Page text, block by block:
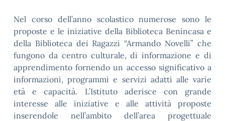
Nel corso dell’anno scolastico numerose sono le
proposte e le iniziative della Biblioteca Benincasa e
della Biblioteca dei Ragazzi “Armando Novelli” che
fungono da centro culturale, di informazione e di
apprendimento fornendo un accesso significativo a
informazioni, programmi e servizi adatti alle varie
età e capacità. L’Istituto aderisce con grande
interesse alle iniziative e alle attività proposte
inserendole nell’ambito dell’area progettuale